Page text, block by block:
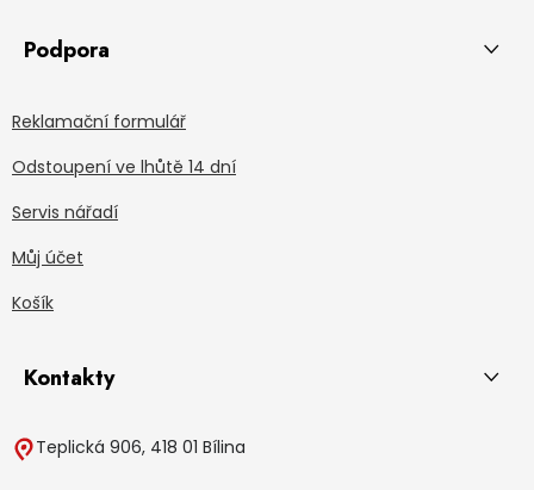
Podpora
Reklamační formulář
Odstoupení ve lhůtě 14 dní
Servis nářadí
Můj účet
Košík
Kontakty
Teplická 906, 418 01 Bílina